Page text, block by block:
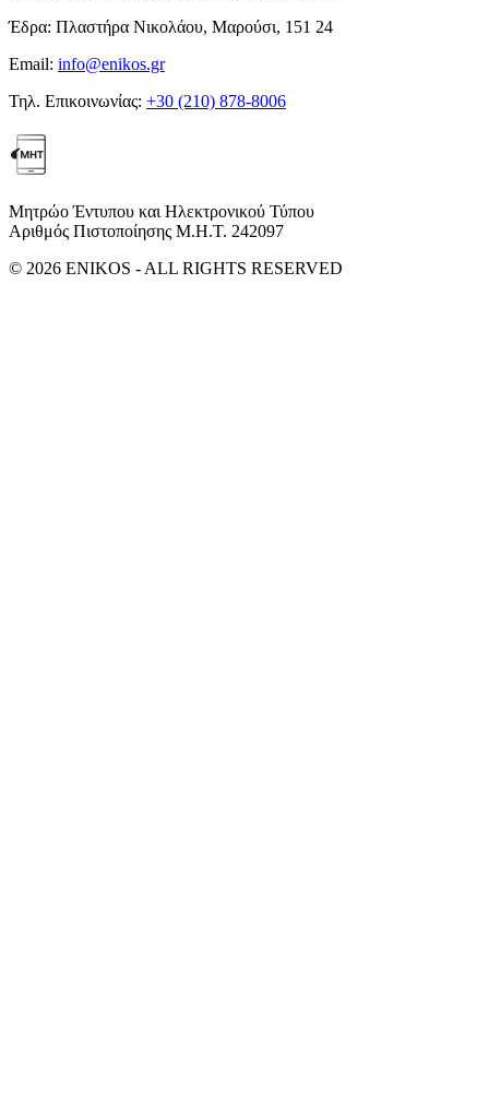
Έδρα: Πλαστήρα Νικολάου, Μαρούσι, 151 24
Email: info@enikos.gr
Τηλ. Επικοινωνίας: +30 (210) 878-8006
Μητρώο Έντυπου και Ηλεκτρονικού Τύπου
Αριθμός Πιστοποίησης Μ.Η.Τ. 242097
© 2026 ENIKOS - ALL RIGHTS RESERVED